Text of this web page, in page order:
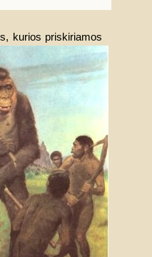
kurios priskiriamos